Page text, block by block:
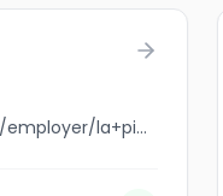
jobbank.gc.ca/browsejobs/employer/la+piazzetta/ca